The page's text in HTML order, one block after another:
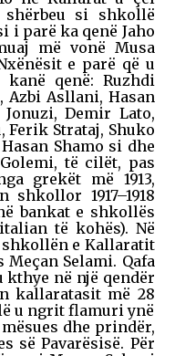
si shkollë
i parë ka qenë Jaho
më vonë Musa
e parë që u
qenë: Ruzhdi
Azbi Asllani, Hasan
Jonuzi, Demir Lato,
Ferik Strataj, Shuko
Shamo si dhe
të cilët, pas
grekët më 1913,
1917–1918
bankat e shkollës
të kohës). Në
shkollën e Kallaratit
Meçan Selami. Qafa
kthye në një qendër
kallaratasit më 28
u ngrit flamuri ynë
dhe prindër,
së Pavarësisë. Për